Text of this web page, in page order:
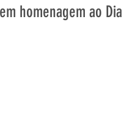
em homenagem ao Dia